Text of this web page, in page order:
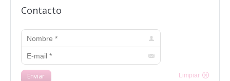
Contacto
Nombre *
E-mail *
Enviar Limpiar